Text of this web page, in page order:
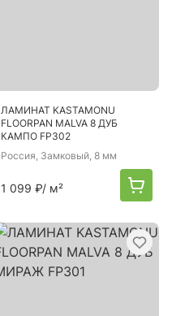
ЛАМИНАТ KASTAMONU
FLOORPAN MALVA 8 ДУБ
КАМПО FP302
Россия, Замковый, 8 мм
1 099 ₽/ м²